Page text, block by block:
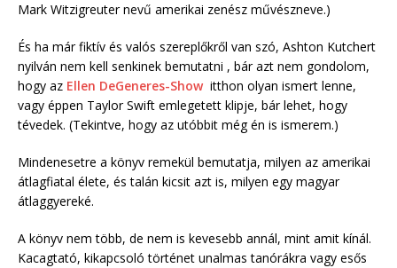
Mark Witzigreuter nevű amerikai zenész művészneve.)
És ha már fiktív és valós szereplőkről van szó, Ashton Kutchert
nyilván nem kell senkinek bemutatni , bár azt nem gondolom,
hogy az Ellen DeGeneres-Showitthon olyan ismert lenne,
vagy éppen Taylor Swift emlegetett klipje, bár lehet, hogy
tévedek. (Tekintve, hogy az utóbbit még én is ismerem.)
Mindenesetre a könyv remekül bemutatja, milyen az amerikai
átlagfiatal élete, és talán kicsit azt is, milyen egy magyar
átlaggyereké.
A könyv nem több, de nem is kevesebb annál, mint amit kínál.
Kacagtató, kikapcsoló történet unalmas tanórákra vagy esős